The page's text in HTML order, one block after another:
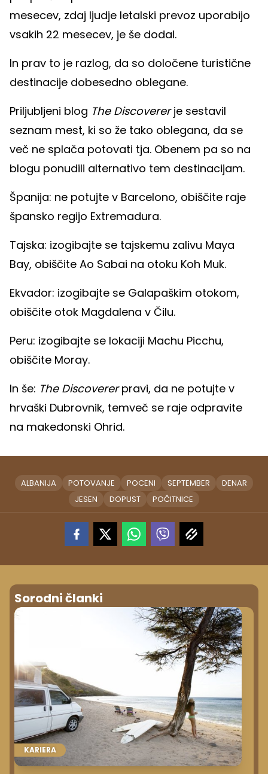
mesecev, zdaj ljudje letalski prevoz uporabijo
vsakih 22 mesecev, je še dodal.
In prav to je razlog, da so določene turistične
destinacije dobesedno oblegane.
Priljubljeni blog The Discovererje sestavil
seznam mest, ki so že tako oblegana, da se
več ne splača potovati tja. Obenem pa so na
blogu ponudili alternativo tem destinacijam.
Španija: ne potujte v Barcelono, obiščite raje
špansko regijo Extremadura.
Tajska: izogibajte se tajskemu zalivu Maya
Bay, obiščite Ao Sabai na otoku Koh Muk.
Ekvador: izogibajte se Galapaškim otokom,
obiščite otok Magdalena v Čilu.
Peru: izogibajte se lokaciji Machu Picchu,
obiščite Moray.
In še: The Discovererpravi, da ne potujte v
hrvaški Dubrovnik, temveč se raje odpravite
na makedonski Ohrid.
ALBANIJA POTOVANJE POCENI SEPTEMBER
DENAR
JESEN
DOPUST POČITNICE
Sorodni članki
KARIERA